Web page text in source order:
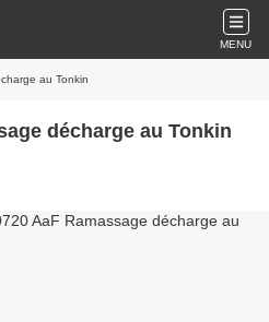
MENU
au Tonkin
décharge au Tonkin